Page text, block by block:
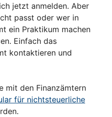
jetzt anmelden. Aber
passt oder wer in
ein Praktikum machen
Einfach das
kontaktieren und
mit den Finanzämtern
für nichtsteuerliche